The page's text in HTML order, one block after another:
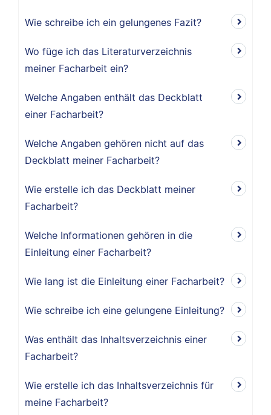
Wie schreibe ich ein gelungenes Fazit?
Wo füge ich das Literaturverzeichnis
meiner Facharbeit ein?
Welche Angaben enthält das Deckblatt
einer Facharbeit?
Welche Angaben gehören nicht auf das
Deckblatt meiner Facharbeit?
Wie erstelle ich das Deckblatt meiner
Facharbeit?
Welche Informationen gehören in die
Einleitung einer Facharbeit?
Wie lang ist die Einleitung einer Facharbeit?
Wie schreibe ich eine gelungene Einleitung?
Was enthält das Inhaltsverzeichnis einer
Facharbeit?
Wie erstelle ich das Inhaltsverzeichnis für
meine Facharbeit?